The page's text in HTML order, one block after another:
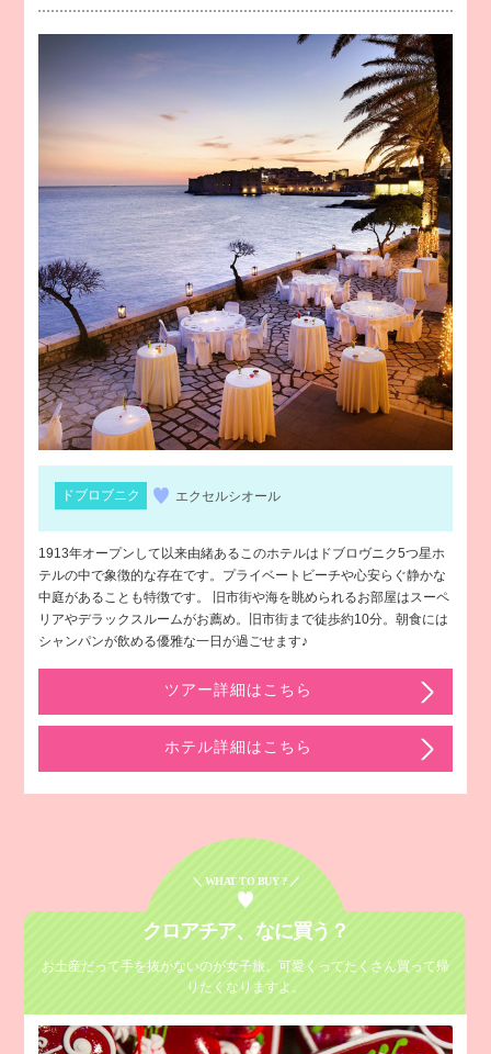
ドブロブニク エクセルシオール
1913年オープンして以来由緒あるこのホテルはドブロヴニク5つ星ホ
テルの中で象徴的な存在です。プライベートビーチや心安らぐ静かな
中庭があることも特徴です。 旧市街や海を眺められるお部屋はスーペ
リアやデラックスルームがお薦め。旧市街まで徒歩約10分。朝食には
シャンパンが飲める優雅な一日が過ごせます♪
ツアー詳細はこちら
ホテル詳細はこちら
＼ WHAT TO BUY ? ／
クロアチア、 なに買う？
お土産だって手を抜かないのが女子旅。 可愛くってたくさん買って帰
りたくなりますよ。